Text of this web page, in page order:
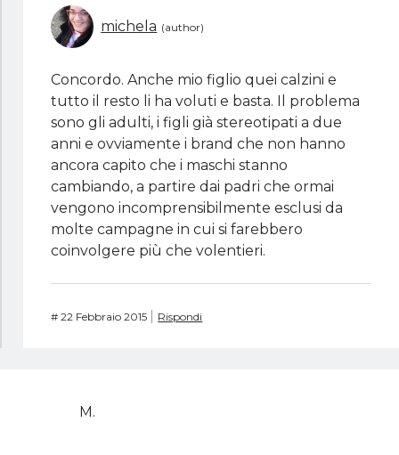
michela
Concordo. Anche mio figlio quei calzini e
tutto il resto li ha voluti e basta. Il problema
sono gli adulti, i figli già stereotipati a due
anni e ovviamente i brand che non hanno
ancora capito che i maschi stanno
cambiando, a partire dai padri che ormai
vengono incomprensibilmente esclusi da
molte campagne in cui si farebbero
coinvolgere più che volentieri.
#22 Febbraio 2015 Rispondi
M.